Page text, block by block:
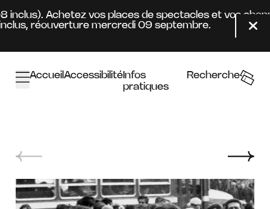
Achetez vos places de spectacles et vos
réouverture mercredi 09 septembre.
AccueilAccessibilitéInfos
pratiques
Recherche